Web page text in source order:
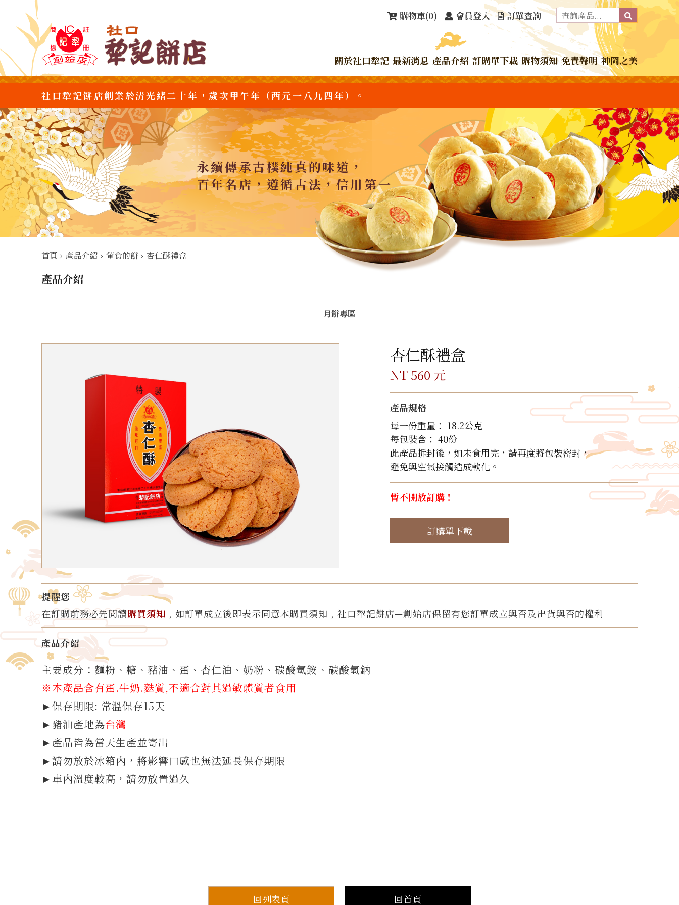
購物車(0) 會員登入 訂單查詢
關於社口犂記 最新消息 產品介紹 訂購單下載 購物須知 免責聲明 神岡之美
社口犂記餅店創業於清光緒二十年，歲次甲午年（西元一八九四年）。
永續傳承古樸純真的味道，
百年名店，遵循古法，信用第一
首頁 › 產品介紹 › 葷食的餅 › 杏仁酥禮盒
產品介紹
月餅專區
杏仁酥禮盒
NT 560 元
產品規格
每一份重量： 18.2公克
每包裝含： 40份
此產品拆封後，如未食用完，請再度將包裝密封，
避免與空氣接觸造成軟化。
暫不開放訂購！
訂購單下載
提醒您
在訂購前務必先閱讀購買須知 ﹐如訂單成立後即表示同意本購買須知﹐社口犂記餅店—創始店保留有您訂單成立與否及出貨與否的權利
產品介紹
主要成分：麵粉、糖、豬油、蛋、杏仁油、奶粉、碳酸氫銨、碳酸氫鈉
※本產品含有蛋.牛奶.麩質,不適合對其過敏體質者食用
►保存期限: 常溫保存15天
►豬油產地為台灣
►產品皆為當天生產並寄出
►請勿放於冰箱內，將影響口感也無法延長保存期限
►車內溫度較高，請勿放置過久
回列表頁 回首頁